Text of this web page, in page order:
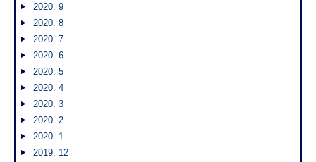
2020. 9
2020. 8
2020. 7
2020. 6
2020. 5
2020. 4
2020. 3
2020. 2
2020. 1
2019. 12